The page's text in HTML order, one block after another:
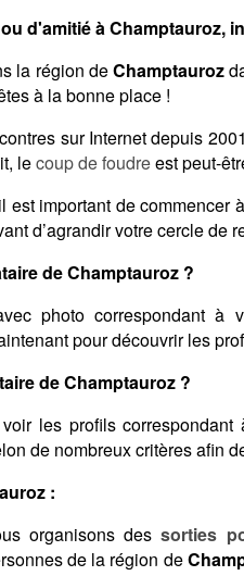
d'amitié à Champtauroz,
la région deChamptauroz
à la bonne place !
sur Internet depuis
lecoup de foudreest peut-
est important de commencer
d’agrandir votre cercle de
de Champtauroz ?
photo correspondant
pour découvrir les
de Champtauroz ?
les profils
de nombreux critères afin
:
organisons dessorties
de la région de